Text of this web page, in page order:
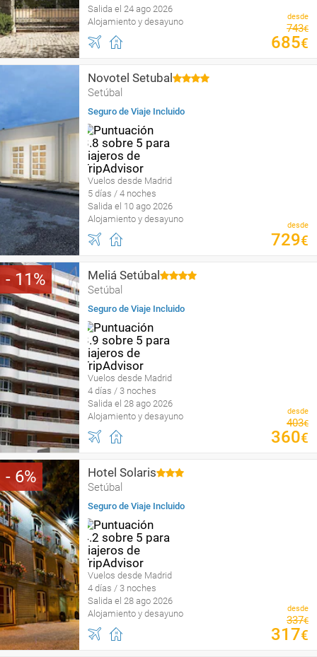
Salida el 24 ago 2026
Alojamiento y desayuno
desde
743€
685€
Novotel Setubal
Setúbal
Seguro de Viaje Incluido
Vuelos desde Madrid
5 días / 4 noches
Salida el 10 ago 2026
Alojamiento y desayuno
desde
729€
11 Meliá Setúbal
Setúbal
Seguro de Viaje Incluido
Vuelos desde Madrid
4 días / 3 noches
Salida el 28 ago 2026
Alojamiento y desayuno
desde
403€
360€
6 Hotel Solaris
Setúbal
Seguro de Viaje Incluido
Vuelos desde Madrid
4 días / 3 noches
Salida el 28 ago 2026
Alojamiento y desayuno
desde
337€
317€